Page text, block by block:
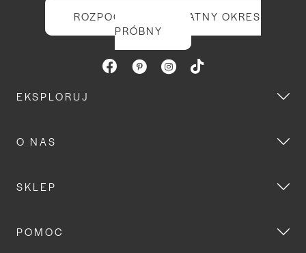
ROZPOCZNIJ BEZPŁATNY OKRES
PRÓBNY
EKSPLORUJ
O NAS
SKLEP
POMOC